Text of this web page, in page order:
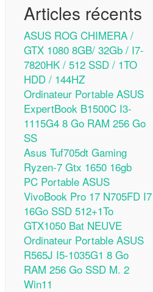
Articles récents
ASUS ROG CHIMERA /
GTX 1080 8GB/ 32Gb / I7-
7820HK / 512 SSD / 1TO
HDD / 144HZ
Ordinateur Portable ASUS
ExpertBook B1500C I3-
1115G4 8 Go RAM 256 Go
SS
Asus Tuf705dt Gaming
Ryzen-7 Gtx 1650 16gb
PC Portable ASUS
VivoBook Pro 17 N705FD I7
16Go SSD 512+1To
GTX1050 Bat NEUVE
Ordinateur Portable ASUS
R565J I5-1035G1 8 Go
RAM 256 Go SSD M. 2
Win11